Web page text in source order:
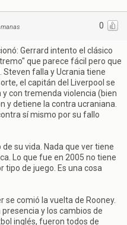
0
Gerrard intento el clásico
que parece fácil pero que
falla y Ucrania tiene
el capitán del Liverpool se
con tremenda violencia (bien
y detiene la contra ucraniana.
sí mismo por su fallo
su vida. Nada que ver tiene
Lo que fue en 2005 no tiene
tipo de juego. Es una cosa
se comió la vuelta de Rooney.
y los cambios de
inglés, fueron todos de